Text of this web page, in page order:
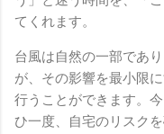
てくれます。
台風は自然の一部であ
が、その影響を最小限
行うことができます。
ひ一度、自宅のリスク